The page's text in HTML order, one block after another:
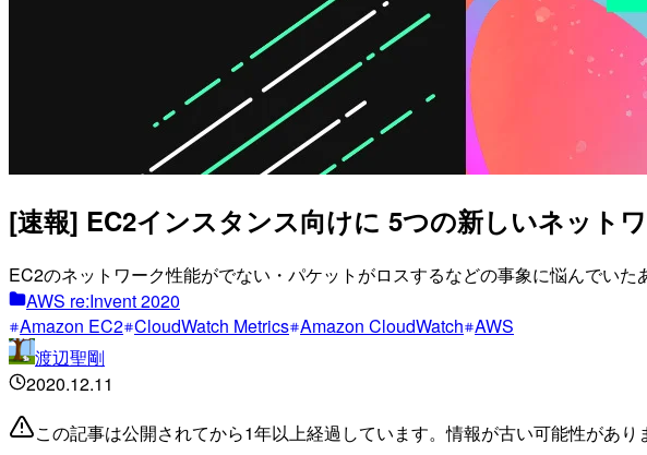
[速報] EC2インスタンス向けに 5つの新しいネット
EC2のネットワーク性能がでない・パケットがロスするなどの事象に悩んでいた
AWS re:Invent 2020
Amazon EC2 CloudWatch Metrics Amazon CloudWatch AWS
渡辺聖剛
2020.12.11
この記事は公開されてから1年以上経過しています。情報が古い可能性があり